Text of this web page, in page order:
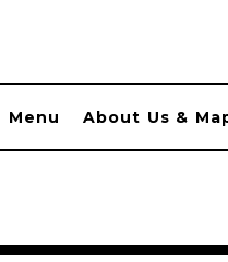
Menu About Us &